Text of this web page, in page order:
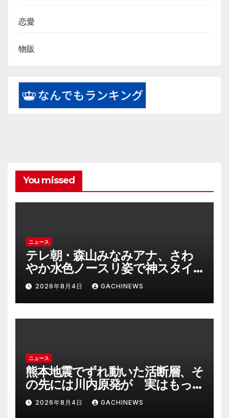
恋愛
物販
You missed
ニュース
テレ朝・森山みなみアナ、さわ
やか水色ノースリ姿で神スタイ
ル炸裂 「爽やかで可愛い」「最
上級にお似合い」(J-CASTニュー
ス)
2026年8月4日 GACHINEWS
ニュース
熊本地震でずれ動いた活断層、そ
の先には川内原発が 実はもっ
とヤバい事態を起こしそうなリ
スクも(J-CASTニュース)
2026年8月4日 GACHINEWS